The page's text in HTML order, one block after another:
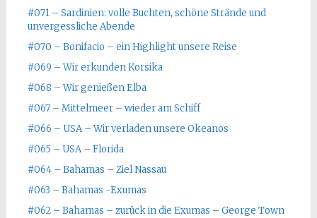
#071 – Sardinien: volle Buchten, schöne Strände und
unvergessliche Abende
#070 – Bonifacio – ein Highlight unsere Reise
#069 – Wir erkunden Korsika
#068 – Wir genießen Elba
#067 – Mittelmeer – wieder am Schiff
#066 – USA – Wir verladen unsere Okeanos
#065 – USA – Florida
#064 – Bahamas – Ziel Nassau
#063 – Bahamas -Exumas
#062 – Bahamas – zurück in die Exumas – George Town